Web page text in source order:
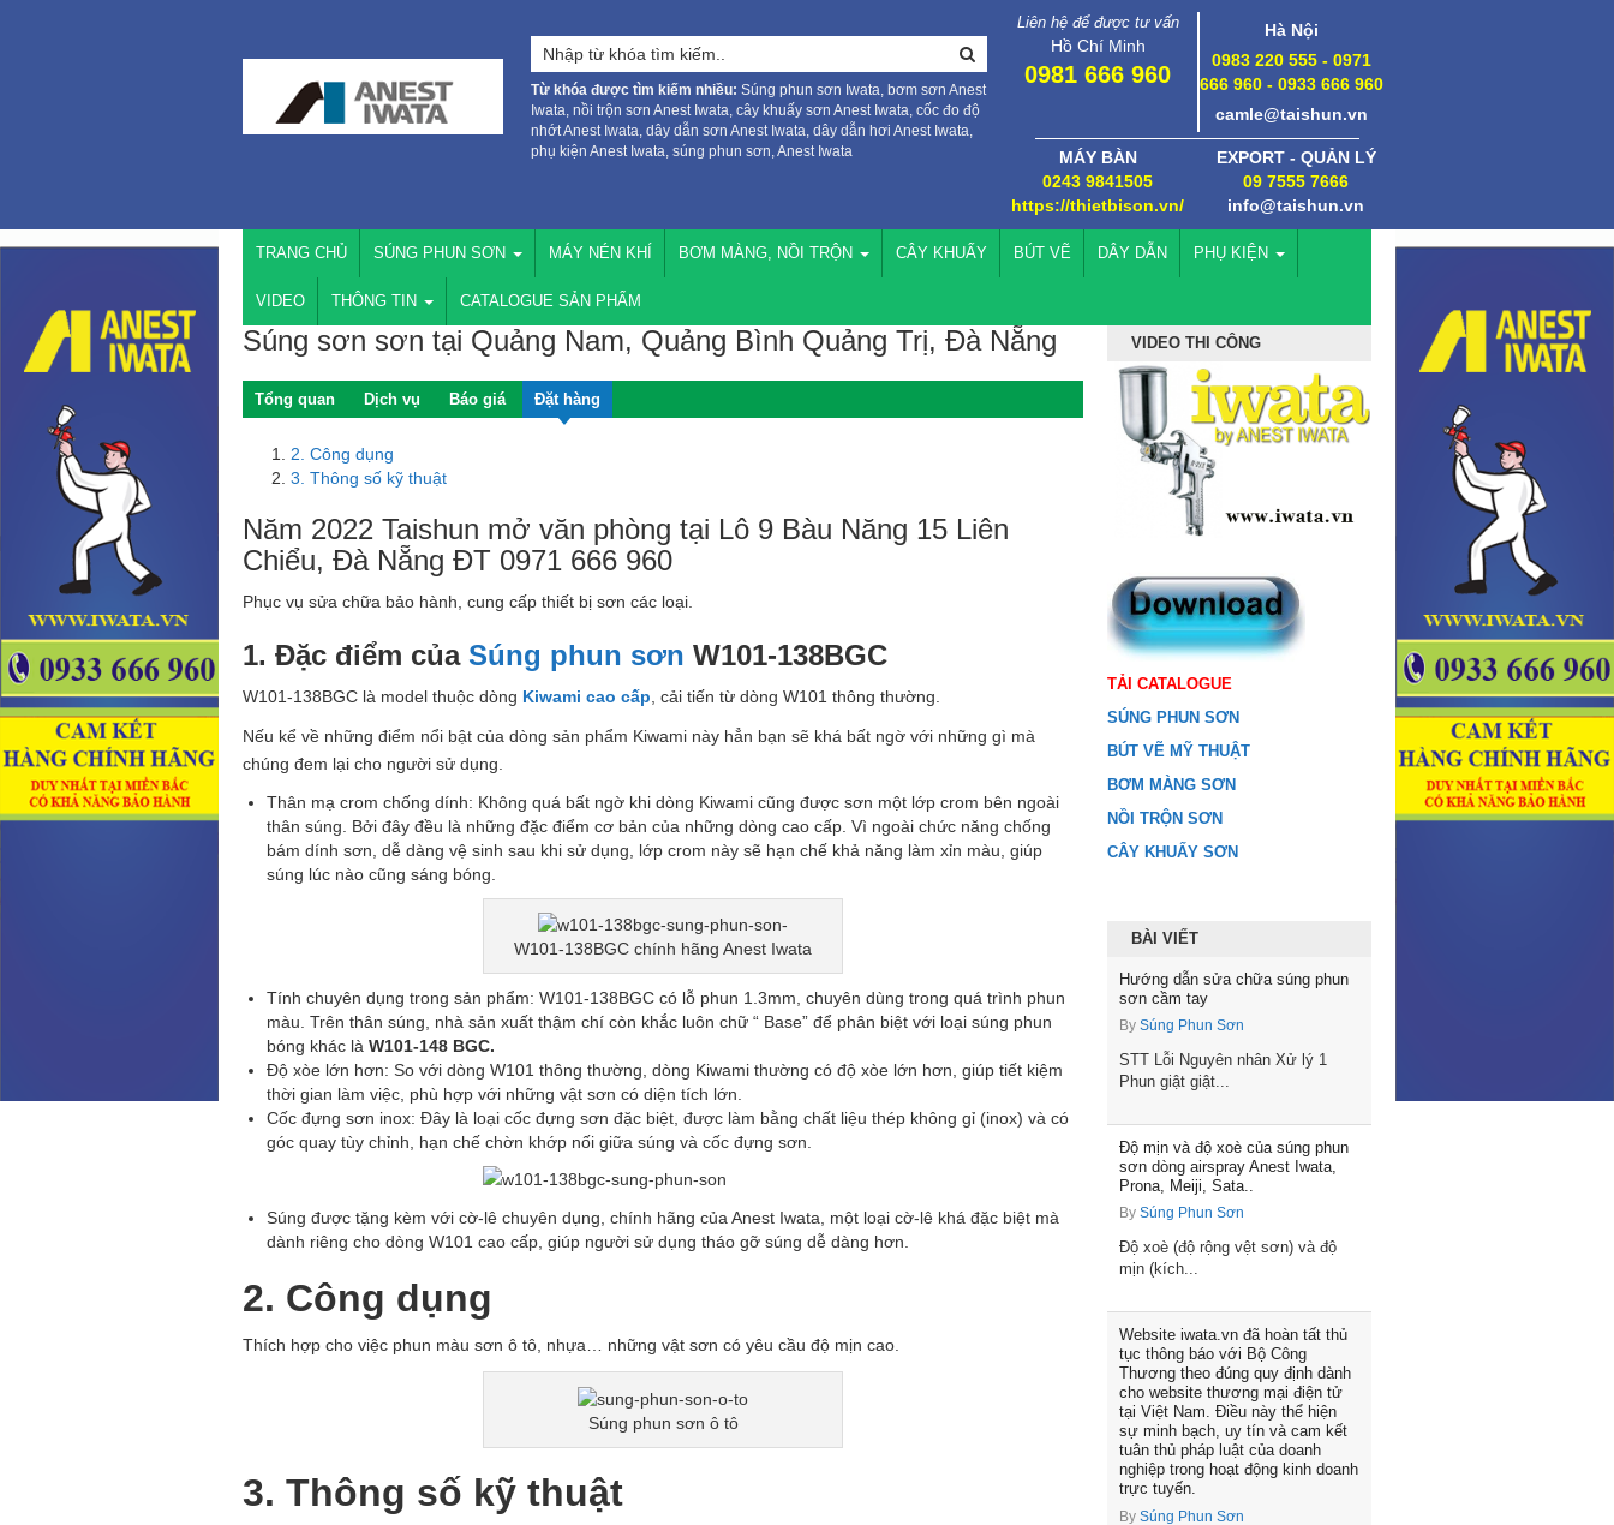
Từ khóa được tìm kiếm nhiều: Súng phun sơn Iwata, bơm sơn Anest
Iwata, nồi trộn sơn Anest Iwata, cây khuấy sơn Anest Iwata, cốc đo độ
nhớt Anest Iwata, dây dẫn sơn Anest Iwata, dây dẫn hơi Anest Iwata,
phụ kiện Anest Iwata, súng phun sơn, Anest Iwata
Liên hệ để được tư vấn
Hồ Chí Minh
0981 666 960
Hà Nội
0983 220 555 - 0971
666 960 - 0933 666 960
camle@taishun.vn
MÁY BÀN
0243 9841505
https://thietbison.vn/
EXPORT - QUẢN LÝ
09 7555 7666
info@taishun.vn
TRANG CHỦ SÚNG PHUN SƠN MÁY NÉN KHÍ BƠM MÀNG, NỒI TRỘN CÂY KHUẤY BÚT VẼ DÂY DẪN PHỤ KIỆN
VIDEO THÔNG TIN CATALOGUE SẢN PHẨM
Súng sơn sơn tại Quảng Nam, Quảng Bình Quảng Trị, Đà Nẵng
Tổng quan Dịch vụ Báo giá Đặt hàng
2. Công dụng
3. Thông số kỹ thuật
Năm 2022 Taishun mở văn phòng tại Lô 9 Bàu Năng 15 Liên
Chiểu, Đà Nẵng ĐT 0971 666 960
Phục vụ sửa chữa bảo hành, cung cấp thiết bị sơn các loại.
1. Đặc điểm của Súng phun sơn W101-138BGC
W101-138BGC là model thuộc dòng Kiwami cao cấp , cải tiến từ dòng W101 thông thường.
Nếu kể về những điểm nổi bật của dòng sản phẩm Kiwami này hẳn bạn sẽ khá bất ngờ với những gì mà
chúng đem lại cho người sử dụng.
Thân mạ crom chống dính: Không quá bất ngờ khi dòng Kiwami cũng được sơn một lớp crom bên ngoài
thân súng. Bởi đây đều là những đặc điểm cơ bản của những dòng cao cấp. Vì ngoài chức năng chống
bám dính sơn, dễ dàng vệ sinh sau khi sử dụng, lớp crom này sẽ hạn chế khả năng làm xỉn màu, giúp
súng lúc nào cũng sáng bóng.
W101-138BGC chính hãng Anest Iwata
Tính chuyên dụng trong sản phẩm: W101-138BGC có lỗ phun 1.3mm, chuyên dùng trong quá trình phun
màu. Trên thân súng, nhà sản xuất thậm chí còn khắc luôn chữ “ Base” để phân biệt với loại súng phun
bóng khác là W101-148 BGC.
Độ xòe lớn hơn: So với dòng W101 thông thường, dòng Kiwami thường có độ xòe lớn hơn, giúp tiết kiệm
thời gian làm việc, phù hợp với những vật sơn có diện tích lớn.
Cốc đựng sơn inox: Đây là loại cốc đựng sơn đặc biệt, được làm bằng chất liệu thép không gỉ (inox) và có
góc quay tùy chỉnh, hạn chế chờn khớp nối giữa súng và cốc đựng sơn.
Súng được tặng kèm với cờ-lê chuyên dụng, chính hãng của Anest Iwata, một loại cờ-lê khá đặc biệt mà
dành riêng cho dòng W101 cao cấp, giúp người sử dụng tháo gỡ súng dễ dàng hơn.
2. Công dụng
Thích hợp cho việc phun màu sơn ô tô, nhựa… những vật sơn có yêu cầu độ mịn cao.
Súng phun sơn ô tô
3. Thông số kỹ thuật
VIDEO THI CÔNG
TẢI CATALOGUE
SÚNG PHUN SƠN
BÚT VẼ MỸ THUẬT
BƠM MÀNG SƠN
NỒI TRỘN SƠN
CÂY KHUẤY SƠN
BÀI VIẾT
Hướng dẫn sửa chữa súng phun
sơn cầm tay
By Súng Phun Sơn
STT Lỗi Nguyên nhân Xử lý 1
Phun giật giật...
Độ mịn và độ xoè của súng phun
sơn dòng airspray Anest Iwata,
Prona, Meiji, Sata..
By Súng Phun Sơn
Độ xoè (độ rộng vệt sơn) và độ
mịn (kích...
Website iwata.vn đã hoàn tất thủ
tục thông báo với Bộ Công
Thương theo đúng quy định dành
cho website thương mại điện tử
tại Việt Nam. Điều này thể hiện
sự minh bạch, uy tín và cam kết
tuân thủ pháp luật của doanh
nghiệp trong hoạt động kinh doanh
trực tuyến.
By Súng Phun Sơn